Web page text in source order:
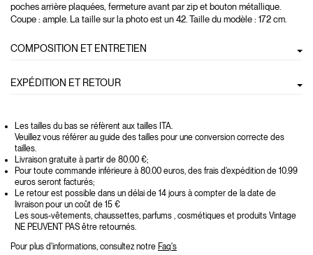
poches arrière plaquées, fermeture avant par zip et bouton métallique.
Coupe : ample. La taille sur la photo est un 42. Taille du modèle : 172 cm.
COMPOSITION ET ENTRETIEN
EXPÉDITION ET RETOUR
Les tailles du bas se réfèrent aux tailles ITA.
Veuillez vous référer au guide des tailles pour une conversion correcte des
tailles.
Livraison gratuite à partir de 80.00 €;
Pour toute commande inférieure à 80.00 euros, des frais d'expédition de 10.99
euros seront facturés;
Le retour est possible dans un délai de 14 jours à compter de la date de
livraison pour un coût de 15 €
Les sous-vêtements, chaussettes, parfums , cosmétiques et produits Vintage
NE PEUVENT PAS être retournés.
Pour plus d'informations, consultez notre Faq's